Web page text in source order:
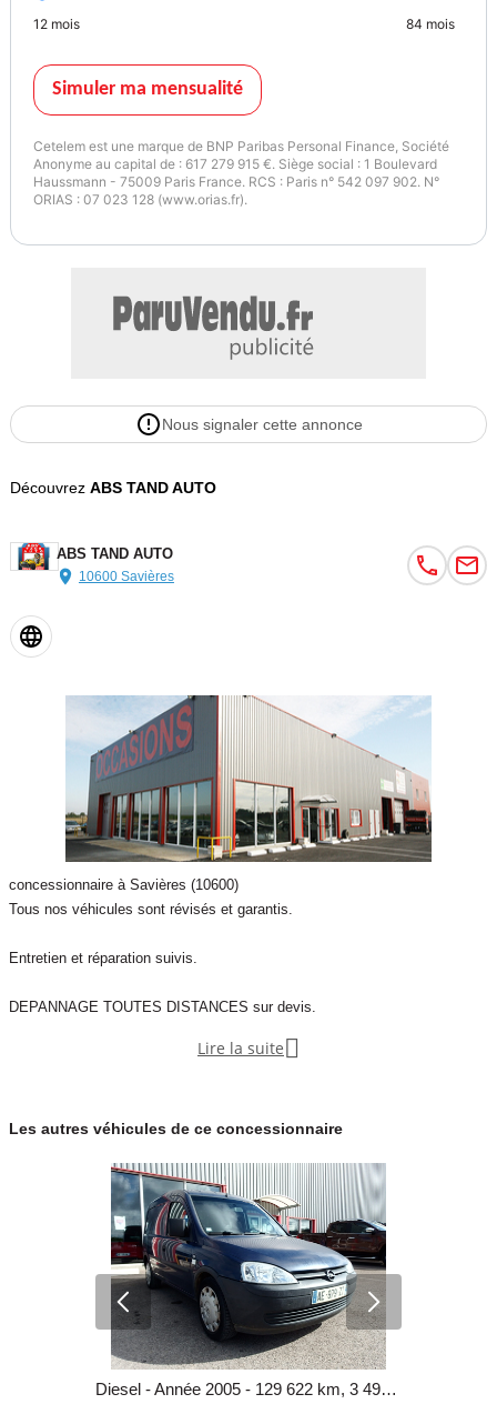
12 mois 84 mois
Simuler ma mensualité
Cetelem est une marque de BNP Paribas Personal Finance, Société
Anonyme au capital de : 617 279 915 €. Siège social : 1 Boulevard
Haussmann - 75009 Paris France. RCS : Paris n° 542 097 902. N°
ORIAS : 07 023 128 (www.orias.fr).
Nous signaler cette annonce
Découvrez ABS TAND AUTO
ABS TAND AUTO
10600 Savières
concessionnaire à Savières (10600)
Tous nos véhicules sont révisés et garantis.
Entretien et réparation suivis.
DEPANNAGE TOUTES DISTANCES sur devis.
Véhicule de courtoisie pour toutes réparations dans nos ateliers.
Lire la suite 
Les autres véhicules de ce concessionnaire
Diesel - Année 2005 - 129 622 km, 3 490 €